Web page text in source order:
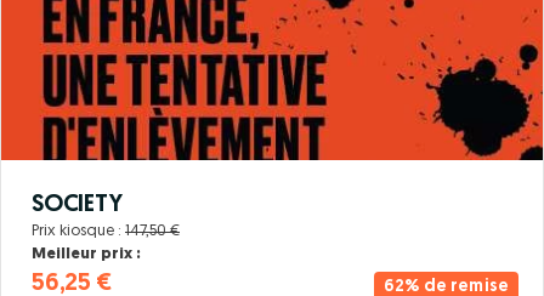
62% de remise
SOCIETY
Prix kiosque : 147,50 €
Meilleur prix :
56,25 €